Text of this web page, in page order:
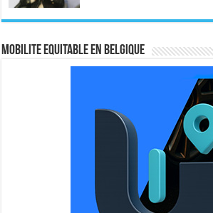
MOBILITE EQUITABLE EN BELGIQUE